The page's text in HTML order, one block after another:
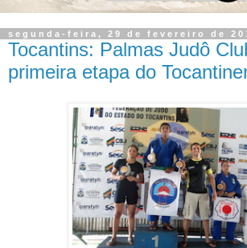
segunda-feira, 29 de fevereiro de
Tocantins: Palmas Judô
primeira etapa do